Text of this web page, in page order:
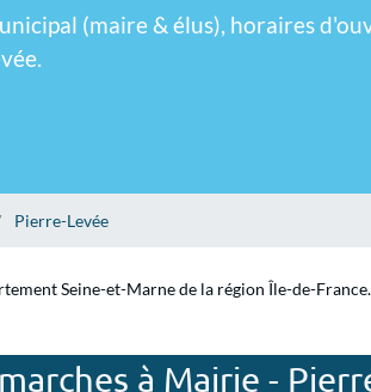
(maire & élus), horaires
Pierre-Levée
Seine-et-Marne de la région Île-de-
à Mairie -